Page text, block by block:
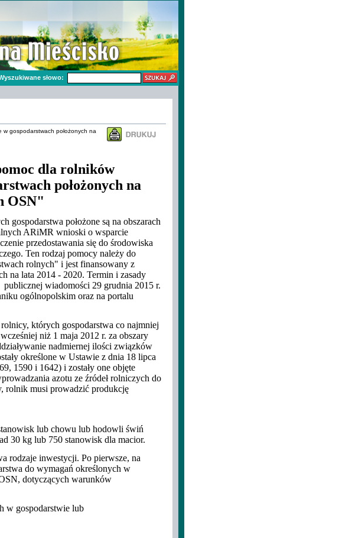
słowo:
w gospodarstwach położonych na
dla rolników
położonych na
OSN"
gospodarstwa położone są na obszarach
ARiMR wnioski o wsparcie
przedostawania się do środowiska
Ten rodzaj pomocy należy do
rolnych" i jest finansowany z
na lata 2014 - 2020. Termin i zasady
wiadomości 29 grudnia 2015 r.
ogólnopolskim oraz na portalu
których gospodarstwa co najmniej
niż 1 maja 2012 r. za obszary
nadmiernej ilości związków
określone w Ustawie z dnia 18 lipca
1590 i 1642) i zostały one objęte
azotu ze źródeł rolniczych do
rolnik musi prowadzić produkcję
lub chowu lub hodowli świń
30 kg lub 750 stanowisk dla macior.
rodzaje inwestycji. Po pierwsze, na
do wymagań określonych w
dotyczących warunków
w gospodarstwie lub